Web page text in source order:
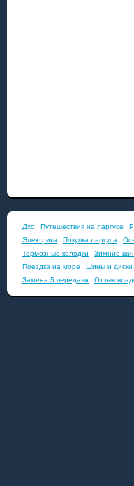
Дхо Путешествия на ларгусе
Электрика Покупка ларгуса
Тормозные колодки
Зимние
Поездка на море
Шины и диски
Замена 5 передачи
Отзыв